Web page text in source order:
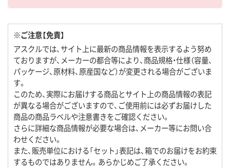
※ご注意【免責】
アスクルでは、サイト上に最新の商品情報を表示するよう努め
ておりますが、メーカーの都合等により、商品規格・仕様（容量、
パッケージ、原材料、原産国など）が変更される場合がございま
す。
このため、実際にお届けする商品とサイト上の商品情報の表記
が異なる場合がございますので、ご使用前には必ずお届けした
商品の商品ラベルや注意書きをご確認ください。
さらに詳細な商品情報が必要な場合は、メーカー等にお問い合
わせください。
また、販売単位における「セット」表記は、箱でのお届けをお約束
するものではありません。あらかじめご了承ください。